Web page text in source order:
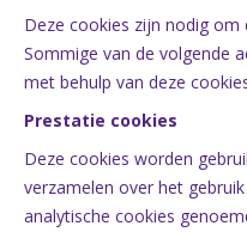
Deze cookies zijn nodig
Sommige van de volgende
met behulp van deze
Prestatie cookies
Deze cookies worden
verzamelen over het
analytische cookies